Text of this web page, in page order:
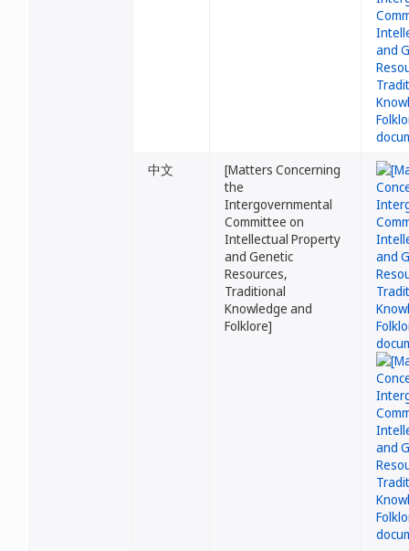
中文
[Matters Concerning
the
Intergovernmental
Committee on
Intellectual Property
and Genetic
Resources,
Traditional
Knowledge and
Folklore]